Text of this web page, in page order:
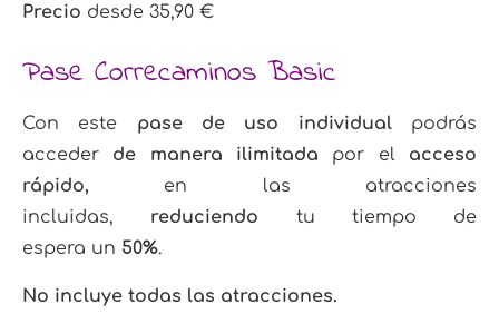
Precio desde 35,90 €
Pase Correcaminos Basic
Con este pase de uso individualpodrás
acceder de manera ilimitada por el acceso
rápido, en las atracciones
incluidas, reduciendo tu tiempo de
espera un 50%.
No incluye todas las atracciones.